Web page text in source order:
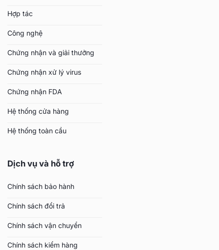
Hợp tác
Công nghệ
Chứng nhận và giải thưởng
Chứng nhận xử lý virus
Chứng nhận FDA
Hệ thống cửa hàng
Hệ thống toàn cầu
Dịch vụ và hỗ trợ
Chính sách bảo hành
Chính sách đổi trả
Chính sách vận chuyển
Chính sách kiểm hàng